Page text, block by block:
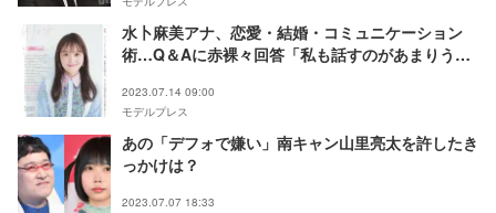
水卜麻美アナ、恋愛・結婚・コミュニケーション
術…Q＆Aに赤裸々回答「私も話すのがあまりうま
2023.07.14 09:00
モデルプレス
あの「デフォで嫌い」南キャン山里亮太を許したき
っかけは？
2023.07.07 18:33